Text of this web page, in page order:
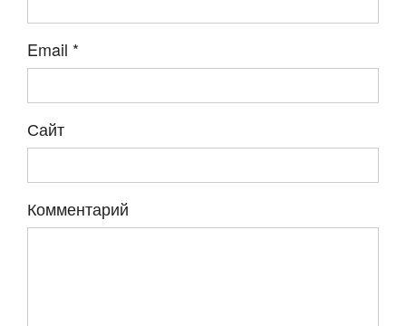
Email *
Сайт
Комментарий